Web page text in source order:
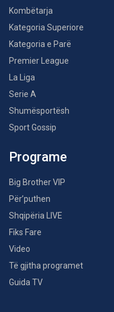
Kombëtarja
Kategoria Superiore
Kategoria e Parë
Premier League
La Liga
Serie A
Shumësportësh
Sport Gossip
Programe
Big Brother VIP
Për’puthen
Shqipëria LIVE
Fiks Fare
Video
Të gjitha programet
Guida TV